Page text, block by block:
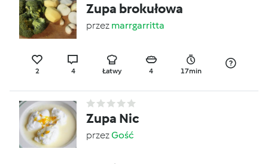
Zupa brokułowa
przez marrgarritta
2 4 Łatwy 4 17min
Zupa Nic
przezGość